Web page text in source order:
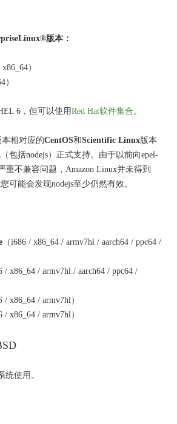
版本：
x86_64）
）
6，但可以使用Red Hat软件集合 。
相对应的CentOS和Scientific Linux版本
包括nodejs）正式支持。 由于以前向epel-
重不兼容问题，Amazon Linux并未得到
可能会发现nodejs至少仍然有效。
（i686 / x86_64 / armv7hl / aarch64 / ppc64 /
/ x86_64 / armv7hl / aarch64 / ppc64 /
/ x86_64 / armv7hl）
/ x86_64 / armv7hl）
统使用。